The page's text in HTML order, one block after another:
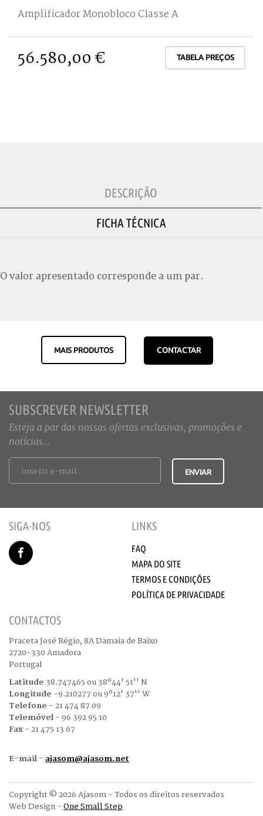
Amplificador Monobloco Classe A
56.580,00 € TABELA PREÇOS
DESCRIÇÃO
FICHA TÉCNICA
O valor apresentado corresponde a um par.
MAIS PRODUTOS CONTACTAR
SUBSCREVER NEWSLETTER
Esteja a par das nossas ofertas exclusivas, promoções e
notícias...
SIGA-NOS LINKS
FAQ
MAPA DO SITE
TERMOS E CONDIÇÕES
POLÍTICA DE PRIVACIDADE
CONTACTOS
Praceta José Régio, 8A Damaia de Baixo
2720-330 Amadora
Portugal
Latitude 38.747465 ou 38º44' 51'' N
Longitude -9.210277 ou 9º12' 37'' W
Telefone - 21 474 87 09
Telemóvel - 96 392 95 10
Fax - 21 475 13 67
E-mail - ajasom@ajasom.net
Copyright © 2026 Ajasom - Todos os direitos reservados
Web Design - One Small Step